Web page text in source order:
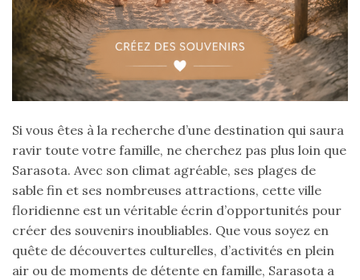
Si vous êtes à la recherche d’une destination qui saura
ravir toute votre famille, ne cherchez pas plus loin que
Sarasota. Avec son climat agréable, ses plages de
sable fin et ses nombreuses attractions, cette ville
floridienne est un véritable écrin d’opportunités pour
créer des souvenirs inoubliables. Que vous soyez en
quête de découvertes culturelles, d’activités en plein
air ou de moments de détente en famille, Sarasota a